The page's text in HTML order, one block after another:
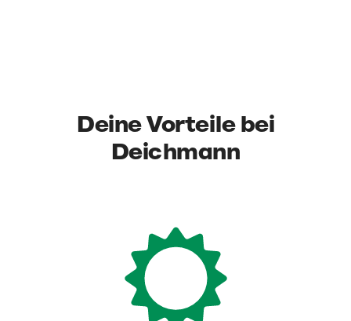
Deine Vorteile bei
Deichmann